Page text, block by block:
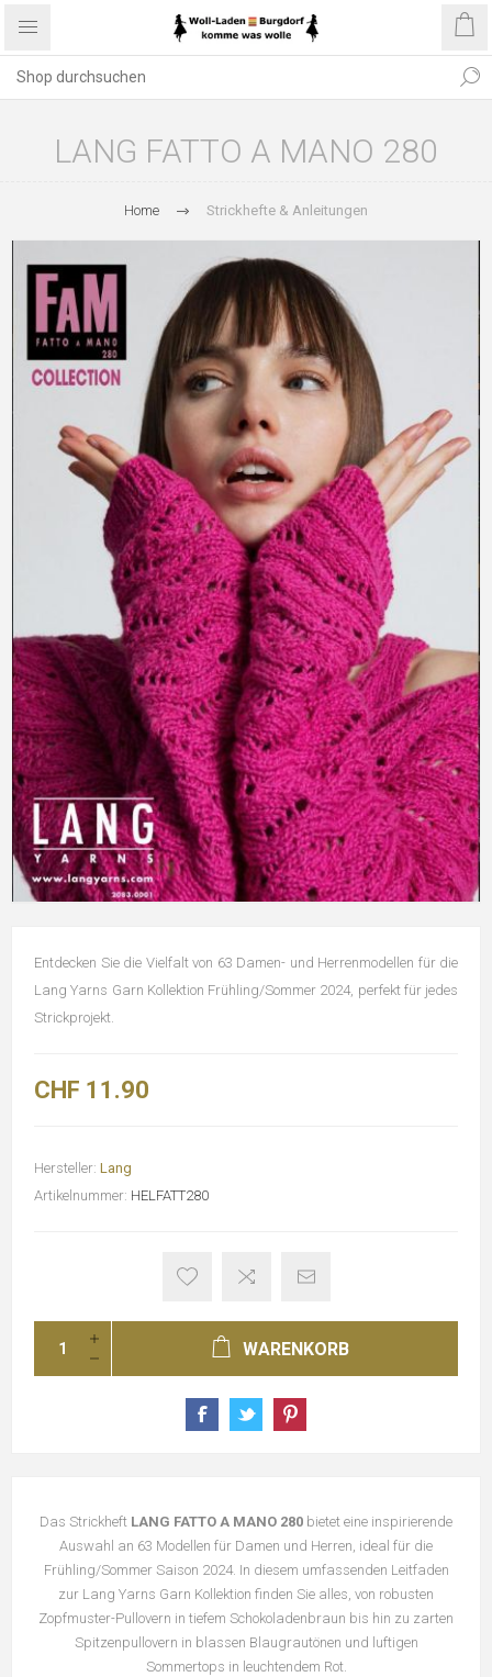
LANG FATTO A MANO 280
Home Strickhefte & Anleitungen
Entdecken Sie die Vielfalt von 63 Damen- und Herrenmodellen für die
Lang Yarns Garn Kollektion Frühling/Sommer 2024, perfekt für jedes
Strickprojekt.
CHF 11.90
Hersteller: Lang
Artikelnummer: HELFATT280
WARENKORB
Das Strickheft LANG FATTO A MANO 280 bietet eine inspirierende
Auswahl an 63 Modellen für Damen und Herren, ideal für die
Frühling/Sommer Saison 2024. In diesem umfassenden Leitfaden
zur Lang Yarns Garn Kollektion finden Sie alles, von robusten
Zopfmuster-Pullovern in tiefem Schokoladenbraun bis hin zu zarten
Spitzenpullovern in blassen Blaugrautönen und luftigen
Sommertops in leuchtendem Rot.